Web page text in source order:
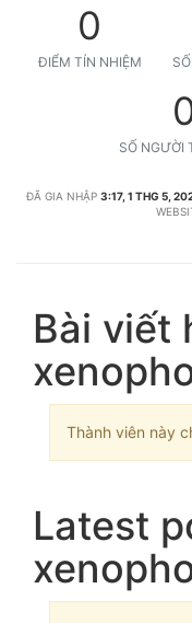
0
ĐIỂM TÍN NHIỆM
SỐ NGƯỜI
ĐÃ GIA NHẬP 3:17, 1 THG 5,
Bài viết
Thành viên này
Latest